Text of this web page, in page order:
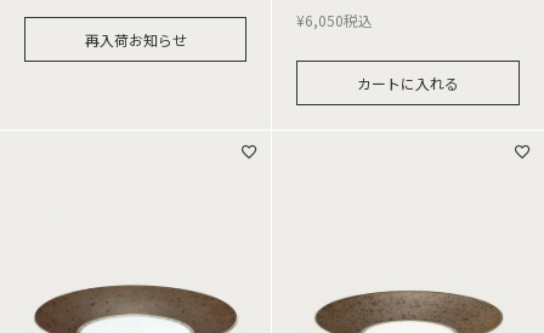
再入荷お知らせ
¥6,050税込
カートに入れる